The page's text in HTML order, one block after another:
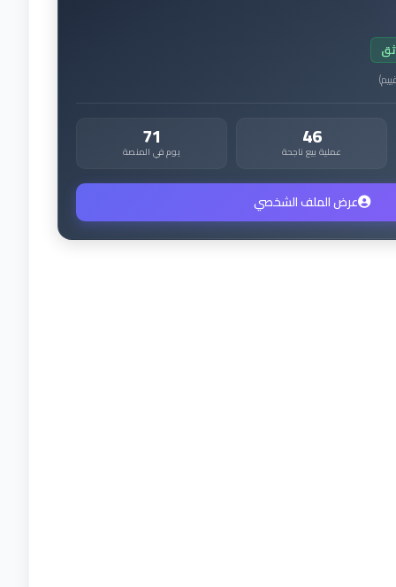
)
46
عملية بيع ناجحة 71
يوم في المنصة
عرض الملف الشخصي